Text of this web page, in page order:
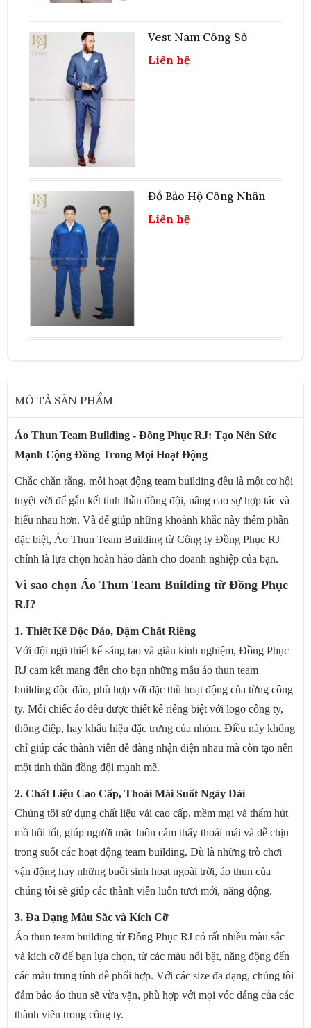
Vest Nam Công Sở
Liên hệ
Đồ Bảo Hộ Công Nhân
Liên hệ
MÔ TẢ SẢN PHẨM
Áo Thun Team Building - Đồng Phục RJ: Tạo Nên Sức
Mạnh Cộng Đồng Trong Mọi Hoạt Động
Chắc chắn rằng, mỗi hoạt động team building đều là một cơ hội
tuyệt vời để gắn kết tinh thần đồng đội, nâng cao sự hợp tác và
hiểu nhau hơn. Và để giúp những khoảnh khắc này thêm phần
đặc biệt, Áo Thun Team Building từ Công ty Đồng Phục RJ
chính là lựa chọn hoàn hảo dành cho doanh nghiệp của bạn.
Vì sao chọn Áo Thun Team Building từ Đồng Phục
RJ?
1. Thiết Kế Độc Đáo, Đậm Chất Riêng
Với đội ngũ thiết kế sáng tạo và giàu kinh nghiệm, Đồng Phục
RJ cam kết mang đến cho bạn những mẫu áo thun team
building độc đáo, phù hợp với đặc thù hoạt động của từng công
ty. Mỗi chiếc áo đều được thiết kế riêng biệt với logo công ty,
thông điệp, hay khẩu hiệu đặc trưng của nhóm. Điều này không
chỉ giúp các thành viên dễ dàng nhận diện nhau mà còn tạo nên
một tinh thần đồng đội mạnh mẽ.
2. Chất Liệu Cao Cấp, Thoải Mái Suốt Ngày Dài
Chúng tôi sử dụng chất liệu vải cao cấp, mềm mại và thấm hút
mồ hôi tốt, giúp người mặc luôn cảm thấy thoải mái và dễ chịu
trong suốt các hoạt động team building. Dù là những trò chơi
vận động hay những buổi sinh hoạt ngoài trời, áo thun của
chúng tôi sẽ giúp các thành viên luôn tươi mới, năng động.
3. Đa Dạng Màu Sắc và Kích Cỡ
Áo thun team building từ Đồng Phục RJ có rất nhiều màu sắc
và kích cỡ để bạn lựa chọn, từ các màu nổi bật, năng động đến
các màu trung tính dễ phối hợp. Với các size đa dạng, chúng tôi
đảm bảo áo thun sẽ vừa vặn, phù hợp với mọi vóc dáng của các
thành viên trong công ty.